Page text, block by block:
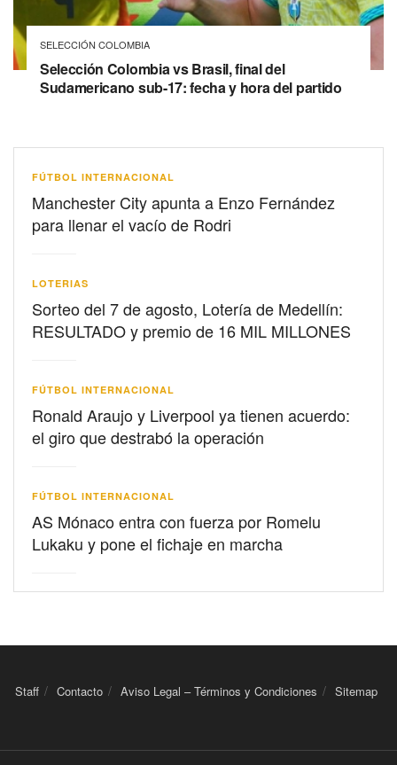
SELECCIÓN COLOMBIA
Selección Colombia vs Brasil, final del
Sudamericano sub-17: fecha y hora del partido
FÚTBOL INTERNACIONAL
Manchester City apunta a Enzo Fernández
para llenar el vacío de Rodri
LOTERIAS
Sorteo del 7 de agosto, Lotería de Medellín:
RESULTADO y premio de 16 MIL MILLONES
FÚTBOL INTERNACIONAL
Ronald Araujo y Liverpool ya tienen acuerdo:
el giro que destrabó la operación
FÚTBOL INTERNACIONAL
AS Mónaco entra con fuerza por Romelu
Lukaku y pone el fichaje en marcha
Staff Contacto Aviso Legal – Términos y Condiciones Sitemap